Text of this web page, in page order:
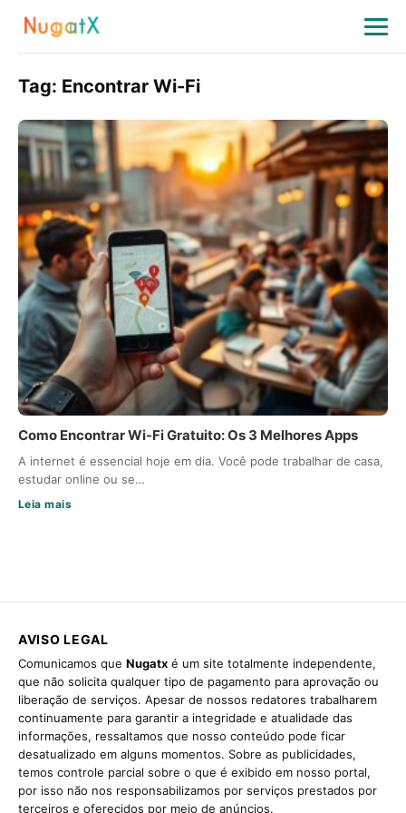
Tag: Encontrar Wi-Fi
Como Encontrar Wi-Fi Gratuito: Os 3 Melhores Apps
A internet é essencial hoje em dia. Você pode trabalhar de casa,
estudar online ou se…
Leia mais
AVISO LEGAL
Comunicamos que Nugatx é um site totalmente independente,
que não solicita qualquer tipo de pagamento para aprovação ou
liberação de serviços. Apesar de nossos redatores trabalharem
continuamente para garantir a integridade e atualidade das
informações, ressaltamos que nosso conteúdo pode ficar
desatualizado em alguns momentos. Sobre as publicidades,
temos controle parcial sobre o que é exibido em nosso portal,
por isso não nos responsabilizamos por serviços prestados por
terceiros e oferecidos por meio de anúncios.